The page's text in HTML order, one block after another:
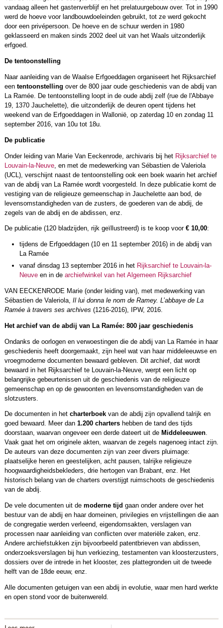
vandaag alleen het gastenverblijf en het prelatuurgebouw over. Tot in 1990
werd de hoeve voor landbouwdoeleinden gebruikt, tot ze werd gekocht
door een privépersoon. De hoeve en de schuur werden in 1980
geklasseerd en maken sinds 2002 deel uit van het Waals uitzonderlijk
erfgoed.
De tentoonstelling
Naar aanleiding van de Waalse Erfgoeddagen organiseert het Rijksarchief
een tentoonstelling over de 800 jaar oude geschiedenis van de abdij van
La Ramée. De tentoonstelling loopt in de oude abdij zelf (rue de l'Abbaye
19, 1370 Jauchelette), die uitzonderlijk de deuren opent tijdens het
weekend van de Erfgoeddagen in Wallonië, op zaterdag 10 en zondag 11
september 2016, van 10u tot 18u.
De publicatie
Onder leiding van Marie Van Eeckenrode, archivaris bij het Rijksarchief te
Louvain-la-Neuve, en met de medewerking van Sébastien de Valeriola
(UCL), verschijnt naast de tentoonstelling ook een boek waarin het archief
van de abdij van La Ramée wordt voorgesteld. In deze publicatie komt de
vestiging van de religieuze gemeenschap in Jauchelette aan bod, de
levensomstandigheden van de zusters, de goederen van de abdij, de
zegels van de abdij en de abdissen, enz.
De publicatie (120 bladzijden, rijk geïllustreerd) is te koop voor € 10,00:
tijdens de Erfgoeddagen (10 en 11 september 2016) in de abdij van
La Ramée
vanaf dinsdag 13 september 2016 in het Rijksarchief te Louvain-la-
Neuveen in de archiefwinkel van het Algemeen Rijksarchief
VAN EECKENRODE Marie (onder leiding van), met medewerking van
Sébastien de Valeriola, Il lui donna le nom de Ramey. L’abbaye de La
Ramée à travers ses archives (1216-2016), IPW, 2016.
Het archief van de abdij van La Ramée: 800 jaar geschiedenis
Ondanks de oorlogen en verwoestingen die de abdij van La Ramée in haar
geschiedenis heeft doorgemaakt, zijn heel wat van haar middeleeuwse en
vroegmoderne documenten bewaard gebleven. Dit archief, dat wordt
bewaard in het Rijksarchief te Louvain-la-Neuve, werpt een licht op
belangrijke gebeurtenissen uit de geschiedenis van de religieuze
gemeenschap en op de gewoonten en levensomstandigheden van de
slotzusters.
De documenten in het charterboekvan de abdij zijn opvallend talrijk en
goed bewaard. Meer dan 1.200 chartershebben de tand des tijds
doorstaan, waarvan ongeveer een derde dateert uit de Middeleeuwen.
Vaak gaat het om originele akten, waarvan de zegels nagenoeg intact zijn.
De auteurs van deze documenten zijn van zeer divers pluimage:
plaatselijke heren en geestelijken, acht pausen, talrijke religieuze
hoogwaardigheidsbekleders, drie hertogen van Brabant, enz. Het
historisch belang van de charters overstijgt ruimschoots de geschiedenis
van de abdij.
De vele documenten uit de moderne tijd gaan onder andere over het
bestuur van de abdij en haar domeinen, privilegies en vrijstellingen die aan
de congregatie werden verleend, eigendomsakten, verslagen van
processen naar aanleiding van conflicten over materiële zaken, enz.
Andere archiefstukken zijn bijvoorbeeld patentbrieven van abdissen,
onderzoeksverslagen bij hun verkiezing, testamenten van kloosterzusters,
dossiers over de intrede in het klooster, zes plattegronden uit de tweede
helft van de 18de eeuw, enz.
Alle documenten getuigen van een abdij in evolutie, waar men hard werkte
en open stond voor de buitenwereld.